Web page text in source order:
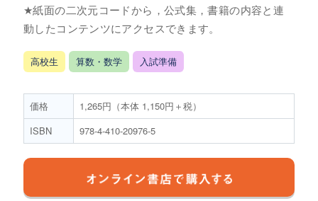
★紙面の二次元コードから，公式集，書籍の内容と連
動したコンテンツにアクセスできます。
高校生 算数・数学 入試準備
価格
1,265円（本体 1,150円＋税）
ISBN
978-4-410-20976-5